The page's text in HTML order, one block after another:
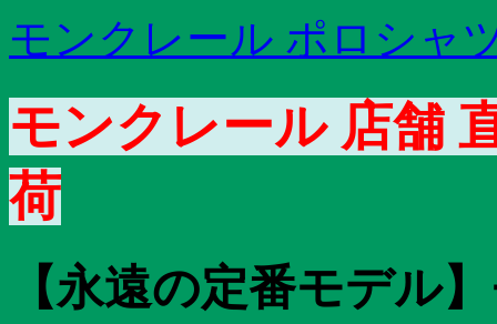
モンクレール ポロシャ
モンクレール 店舗
荷
【永遠の定番モデル